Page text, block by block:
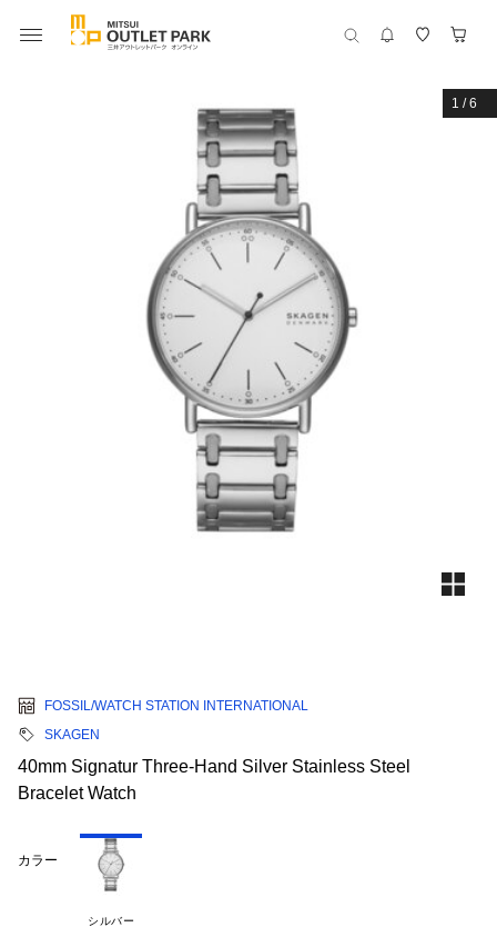
1 /6
FOSSIL/WATCH STATION INTERNATIONAL
SKAGEN
40mm Signatur Three-Hand Silver Stainless Steel
Bracelet Watch
カラー
シルバー